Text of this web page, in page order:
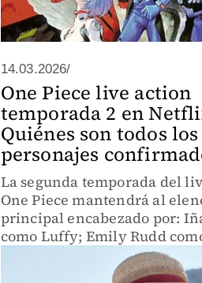
14.03.2026/
One Piece live action
temporada 2 en
Quiénes son todos los
personajes
La segunda temporada del
One Piece mantendrá al
principal encabezado por:
como Luffy; Emily Rudd
Mackenyu como Zoro; Jacob
como Usopp; y Taz Skylar